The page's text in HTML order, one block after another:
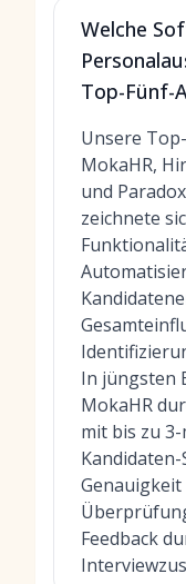
Welche
Top-Fünf-
Unsere
MokaHR,
und
zeichnete
In jüngsten
MokaHR
mit bis zu
Kandidaten-
Feedback